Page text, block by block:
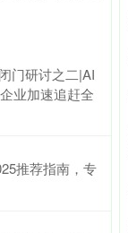
门研讨之二|AI
业加速追赶全
推荐指南，专